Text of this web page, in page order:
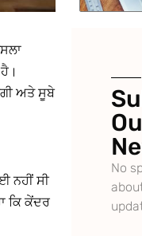
ਅਤੇ ਸੂਬੇ
ਨਹੀਂ ਸੀ
ਕਿ ਕੇਂਦਰ
No